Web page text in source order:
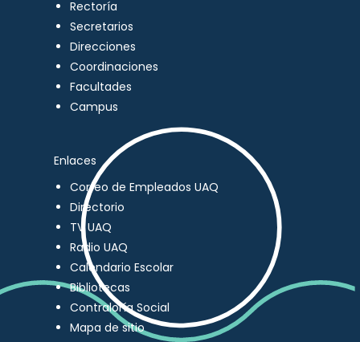
Rectoría
Secretarios
Direcciones
Coordinaciones
Facultades
Campus
Enlaces
Correo de Empleados UAQ
Directorio
TV UAQ
Radio UAQ
Calendario Escolar
Bibliotecas
Contraloría Social
Mapa de sitio